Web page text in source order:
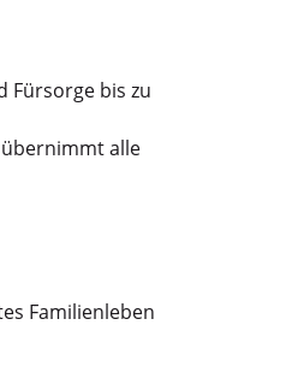
Fürsorge bis zu
alle
Familienleben